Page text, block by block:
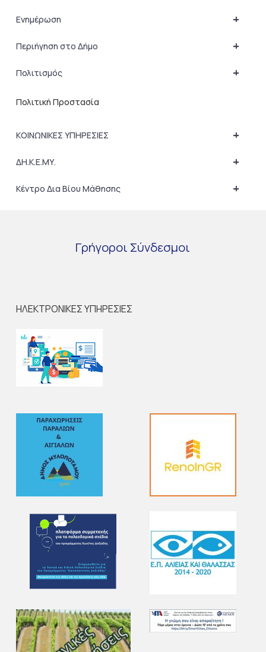
+
Ενημέρωση
+
Περιήγηση στο Δήμο
+
Πολιτισμός
Πολιτική Προστασία
+
ΚΟΙΝΩΝΙΚΕΣ ΥΠΗΡΕΣΙΕΣ
+
ΔΗ.Κ.Ε.ΜΥ.
+
Κέντρο Δια Βίου Μάθησης
Γρήγοροι Σύνδεσμοι
ΗΛΕΚΤΡΟΝΙΚΕΣ ΥΠΗΡΕΣΙΕΣ